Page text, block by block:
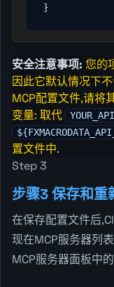
}
安全注意事项: 您的
因此它默认情况下
MCP配置文件,请将
变量: 取代
置文件中.
Step 3
步骤3 保存和重
在保存配置文件后
现在MCP服务器列
MCP服务器面板中